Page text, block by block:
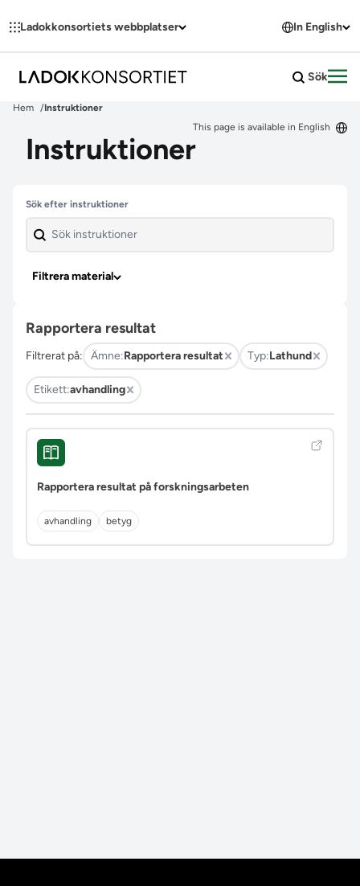
Ladokkonsortiets webbplatser In English
Sök
Hem
Instruktioner
This page is available in English
Instruktioner
Hoppa över filter
Sök efter instruktioner
Filtrera material
Rapportera resultat
Filtrerat på: Ämne:Rapportera resultat Typ:Lathund
Etikett:avhandling
Rapportera resultat på forskningsarbeten
avhandling betyg